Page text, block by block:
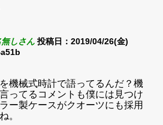
しさん 投稿日：2019/04/26(金)
機械式時計で語ってるんだ？機
ってるコメントも僕には見つけ
ー製ケースがクオーツにも採用
。